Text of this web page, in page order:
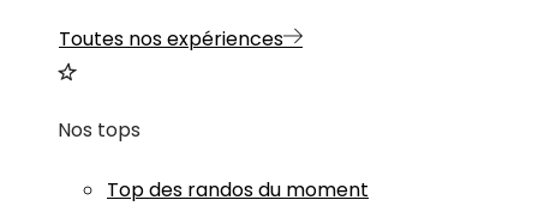
Toutes nos expériences
Nos tops
Top des randos du moment